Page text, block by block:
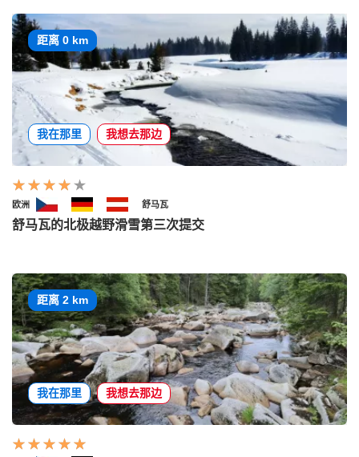
距离 0 km
我在那里 我想去那边
欧洲 舒马瓦
舒马瓦的北极越野滑雪第三次提交
距离 2 km
我在那里 我想去那边